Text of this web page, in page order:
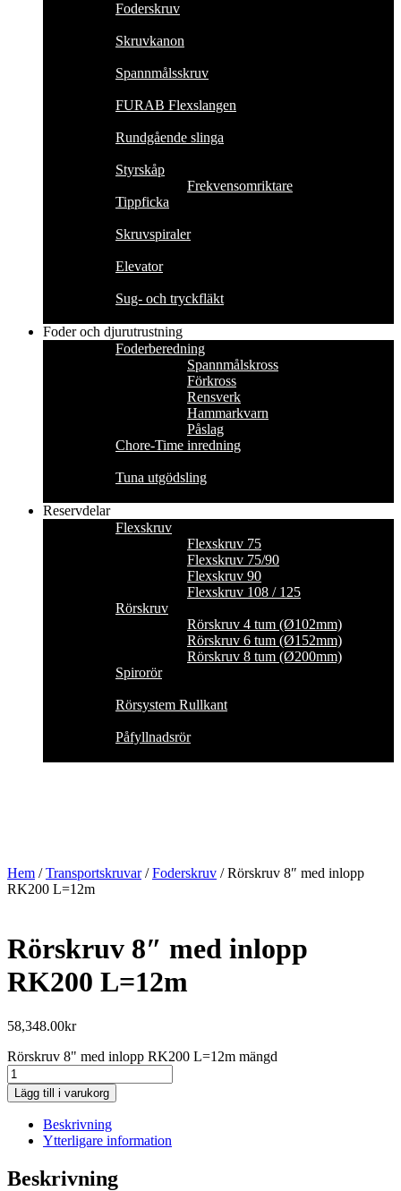
Foderskruv
Skruvkanon
Spannmålsskruv
FURAB Flexslangen
Rundgående slinga
Styrskåp
Frekvensomriktare
Tippficka
Skruvspiraler
Elevator
Sug- och tryckfläkt
Foder och djurutrustning
Foderberedning
Spannmålskross
Förkross
Rensverk
Hammarkvarn
Påslag
Chore-Time inredning
Tuna utgödsling
Reservdelar
Flexskruv
Flexskruv 75
Flexskruv 75/90
Flexskruv 90
Flexskruv 108 / 125
Rörskruv
Rörskruv 4 tum (Ø102mm)
Rörskruv 6 tum (Ø152mm)
Rörskruv 8 tum (Ø200mm)
Spirorör
Rörsystem Rullkant
Påfyllnadsrör
Hem /Transportskruvar/Foderskruv / Rörskruv 8″ med inlopp
RK200 L=12m
Rörskruv 8″ med inlopp
RK200 L=12m
58,348.00kr
Rörskruv 8" med inlopp RK200 L=12m mängd
Lägg till i varukorg
Beskrivning
Ytterligare information
Beskrivning